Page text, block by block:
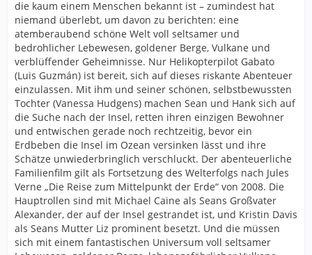
die kaum einem Menschen bekannt ist – zumindest hat
niemand überlebt, um davon zu berichten: eine
atemberaubend schöne Welt voll seltsamer und
bedrohlicher Lebewesen, goldener Berge, Vulkane und
verblüffender Geheimnisse. Nur Helikopterpilot Gabato
(Luis Guzmán) ist bereit, sich auf dieses riskante Abenteuer
einzulassen. Mit ihm und seiner schönen, selbstbewussten
Tochter (Vanessa Hudgens) machen Sean und Hank sich auf
die Suche nach der Insel, retten ihren einzigen Bewohner
und entwischen gerade noch rechtzeitig, bevor ein
Erdbeben die Insel im Ozean versinken lässt und ihre
Schätze unwiederbringlich verschluckt. Der abenteuerliche
Familienfilm gilt als Fortsetzung des Welterfolgs nach Jules
Verne „Die Reise zum Mittelpunkt der Erde“ von 2008. Die
Hauptrollen sind mit Michael Caine als Seans Großvater
Alexander, der auf der Insel gestrandet ist, und Kristin Davis
als Seans Mutter Liz prominent besetzt. Und die müssen
sich mit einem fantastischen Universum voll seltsamer